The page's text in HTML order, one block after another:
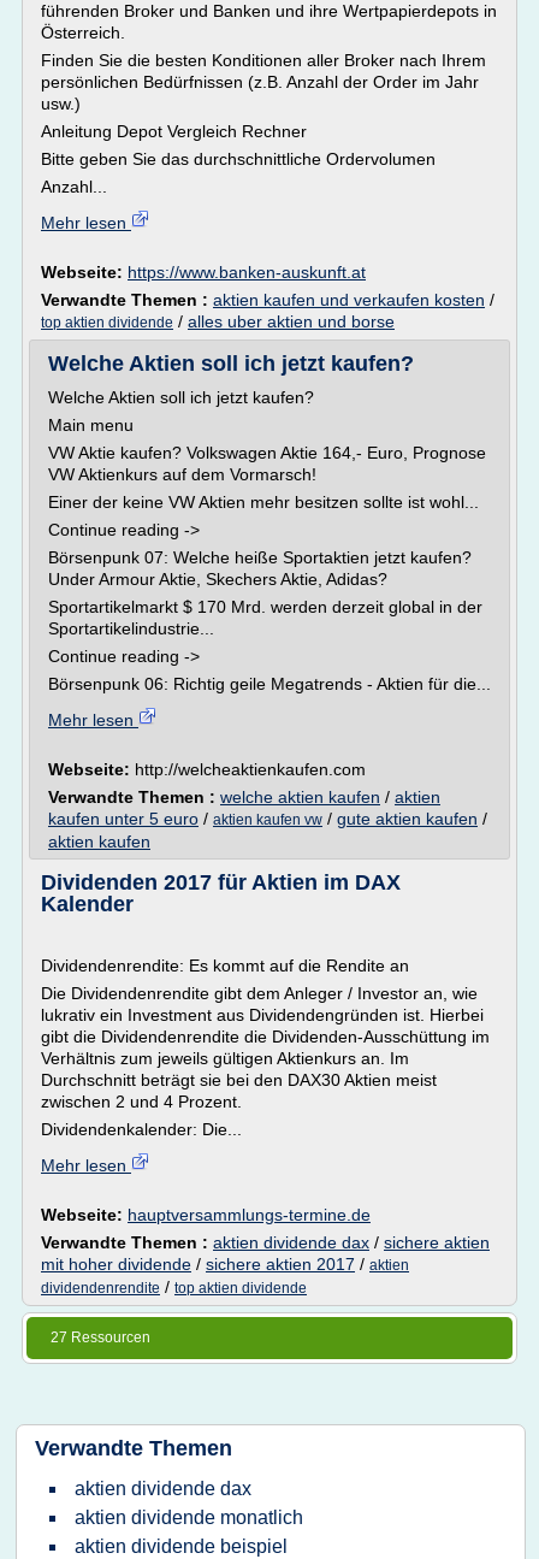
führenden Broker und Banken und ihre Wertpapierdepots in
Österreich.
Finden Sie die besten Konditionen aller Broker nach Ihrem
persönlichen Bedürfnissen (z.B. Anzahl der Order im Jahr
usw.)
Anleitung Depot Vergleich Rechner
Bitte geben Sie das durchschnittliche Ordervolumen
Anzahl...
Mehr lesen
Webseite: https://www.banken-auskunft.at
Verwandte Themen : aktien kaufen und verkaufen kosten /
top aktien dividende / alles uber aktien und borse
Welche Aktien soll ich jetzt kaufen?
Welche Aktien soll ich jetzt kaufen?
Main menu
VW Aktie kaufen? Volkswagen Aktie 164,- Euro, Prognose
VW Aktienkurs auf dem Vormarsch!
Einer der keine VW Aktien mehr besitzen sollte ist wohl...
Continue reading ->
Börsenpunk 07: Welche heiße Sportaktien jetzt kaufen?
Under Armour Aktie, Skechers Aktie, Adidas?
Sportartikelmarkt $ 170 Mrd. werden derzeit global in der
Sportartikelindustrie...
Continue reading ->
Börsenpunk 06: Richtig geile Megatrends - Aktien für die...
Mehr lesen
Webseite: http://welcheaktienkaufen.com
Verwandte Themen : welche aktien kaufen / aktien
kaufen unter 5 euro / aktien kaufen vw / gute aktien kaufen /
aktien kaufen
Dividenden 2017 für Aktien im DAX
Kalender
Dividendenrendite: Es kommt auf die Rendite an
Die Dividendenrendite gibt dem Anleger / Investor an, wie
lukrativ ein Investment aus Dividendengründen ist. Hierbei
gibt die Dividendenrendite die Dividenden-Ausschüttung im
Verhältnis zum jeweils gültigen Aktienkurs an. Im
Durchschnitt beträgt sie bei den DAX30 Aktien meist
zwischen 2 und 4 Prozent.
Dividendenkalender: Die...
Mehr lesen
Webseite: hauptversammlungs-termine.de
Verwandte Themen : aktien dividende dax / sichere aktien
mit hoher dividende / sichere aktien 2017 / aktien
dividendenrendite / top aktien dividende
27 Ressourcen
Verwandte Themen
aktien dividende dax
aktien dividende monatlich
aktien dividende beispiel